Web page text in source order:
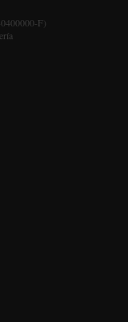
F)